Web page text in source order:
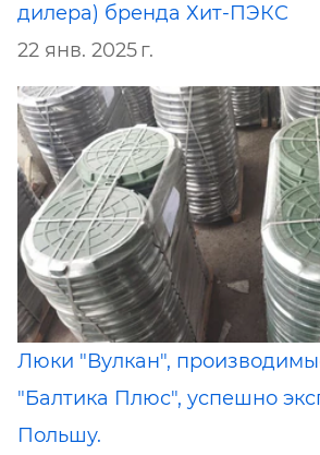
дилера) бренда Хит-ПЭКС
22 янв. 2025 г.
Люки "Вулкан",
"Балтика Плюс", успешно
Польшу.